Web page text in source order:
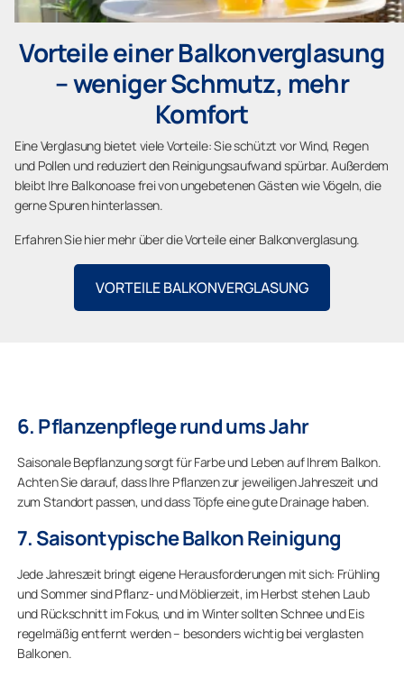
Vorteile einer Balkonverglasung
– weniger Schmutz, mehr
Komfort
Eine Verglasung bietet viele Vorteile: Sie schützt vor Wind, Regen
und Pollen und reduziert den Reinigungsaufwand spürbar. Außerdem
bleibt Ihre Balkonoase frei von ungebetenen Gästen wie Vögeln, die
gerne Spuren hinterlassen.
Erfahren Sie hier mehr über die Vorteile einer Balkonverglasung.
VORTEILE BALKONVERGLASUNG
6. Pflanzenpflege rund ums Jahr
Saisonale Bepflanzung sorgt für Farbe und Leben auf Ihrem Balkon.
Achten Sie darauf, dass Ihre Pflanzen zur jeweiligen Jahreszeit und
zum Standort passen, und dass Töpfe eine gute Drainage haben.
7. Saisontypische Balkon Reinigung
Jede Jahreszeit bringt eigene Herausforderungen mit sich: Frühling
und Sommer sind Pflanz- und Möblierzeit, im Herbst stehen Laub
und Rückschnitt im Fokus, und im Winter sollten Schnee und Eis
regelmäßig entfernt werden – besonders wichtig bei verglasten
Balkonen.